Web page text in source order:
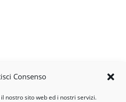
Consenso
nostro sito web ed i nostri servizi.